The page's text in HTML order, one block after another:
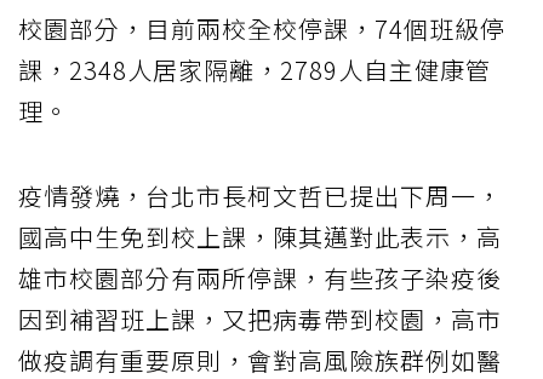
校園部分，目前兩校全校停課，74個班級停
課，2348人居家隔離，2789人自主健康管
理。
疫情發燒，台北市長柯文哲已提出下周一，
國高中生免到校上課，陳其邁對此表示，高
雄市校園部分有兩所停課，有些孩子染疫後
因到補習班上課，又把病毒帶到校園，高市
做疫調有重要原則，會對高風險族群例如醫